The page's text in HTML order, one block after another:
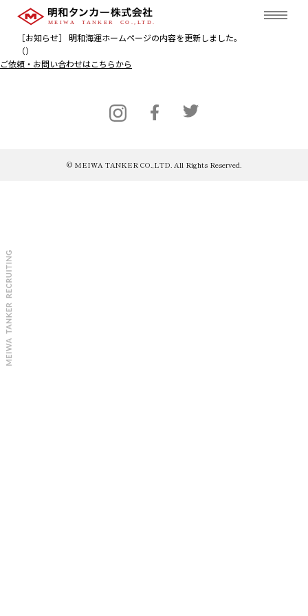
［お知らせ］ 明和海運ホームページの内容を更新しました。
（）
ご依頼・お問い合わせはこちらから
© MEIWA TANKER CO.,LTD. All Rights Reserved.